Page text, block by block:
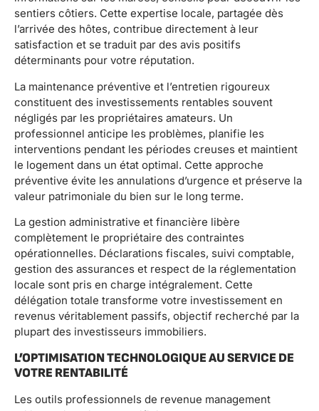
sentiers côtiers. Cette expertise locale, partagée dès
l’arrivée des hôtes, contribue directement à leur
satisfaction et se traduit par des avis positifs
déterminants pour votre réputation.
La maintenance préventive et l’entretien rigoureux
constituent des investissements rentables souvent
négligés par les propriétaires amateurs. Un
professionnel anticipe les problèmes, planifie les
interventions pendant les périodes creuses et maintient
le logement dans un état optimal. Cette approche
préventive évite les annulations d’urgence et préserve la
valeur patrimoniale du bien sur le long terme.
La gestion administrative et financière libère
complètement le propriétaire des contraintes
opérationnelles. Déclarations fiscales, suivi comptable,
gestion des assurances et respect de la réglementation
locale sont pris en charge intégralement. Cette
délégation totale transforme votre investissement en
revenus véritablement passifs, objectif recherché par la
plupart des investisseurs immobiliers.
L’OPTIMISATION TECHNOLOGIQUE AU SERVICE DE
VOTRE RENTABILITÉ
Les outils professionnels de revenue management